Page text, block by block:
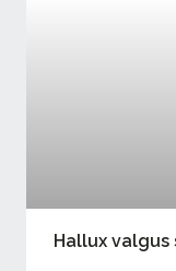
Hallux